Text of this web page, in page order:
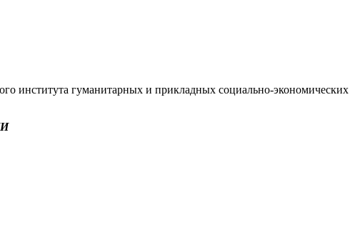
института гуманитарных и прикладных социально-экономических